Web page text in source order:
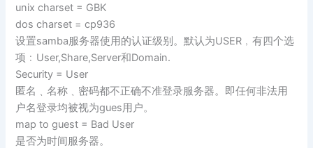
unix charset = GBK
dos charset = cp936
设置samba服务器使用的认证级别。默认为USER﹐有四个选
项﹕User,Share,Server和Domain.
Security = User
匿名﹑名称﹑密码都不正确不准登录服务器。即任何非法用
户名登录均被视为gues用户。
map to guest = Bad User
是否为时间服务器。